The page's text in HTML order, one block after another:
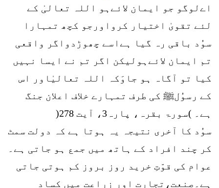
اےلوگو جو ایمان لائےہو اللہ تعالیٰ کے
لئے تقویٰ اختیار کرواورجو کچھ تمہارا
سوُد باقی رہ گیا ہےاسے چھوڑدواگر واقعی
تم ایمان لائےہولیکن اگر تم نے ایسا نہیں
کیا تو آگاہ ہو جاوَکہ اللہ تعالیٰاور اس
کے رسوُلﷺ کی طرف تمہارے خلاف اعلان جنگ
ہے۔ )سورۃ بقرہ، پارہ3، آیت 278(
سوُد کا آخری نتیجہ یہ ہوتا ہے کہ دولت سمٹ
کر چند افراد کے ہاتھ میں جمع ہو جاتی ہے۔
عوام کی قوّتِ خرید روز بروز کم ہوتی جاتی
ہے۔صنعت،تجارت اور زراعت میں کساد